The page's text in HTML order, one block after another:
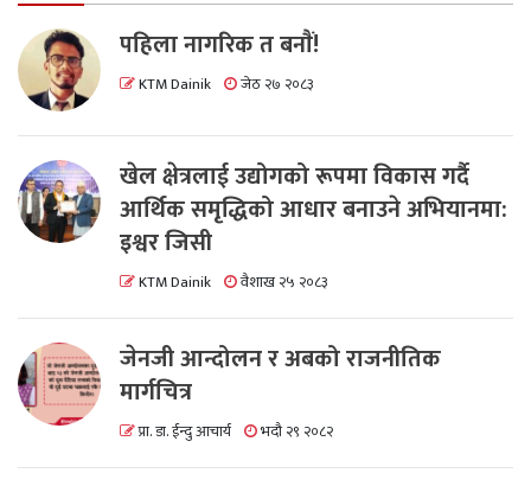
पहिला नागरिक त बनाैं!
KTM Dainik जेठ २७ २०८३
खेल क्षेत्रलाई उद्योगको रूपमा विकास गर्दै
आर्थिक समृद्धिको आधार बनाउने अभियानमा:
इश्वर जिसी
KTM Dainik वैशाख २५ २०८३
जेनजी आन्दोलन र अबको राजनीतिक
मार्गचित्र
प्रा. डा. ईन्दु आचार्य भदौ २९ २०८२